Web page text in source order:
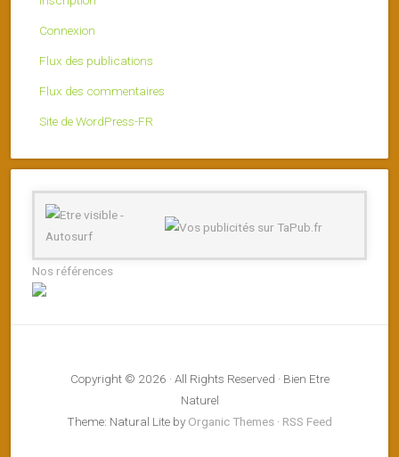
Connexion
Flux des publications
Flux des commentaires
Site de WordPress-FR
Nos références
Copyright © 2026 · All Rights Reserved · Bien Etre
Naturel
Theme: Natural Lite by Organic Themes · RSS Feed